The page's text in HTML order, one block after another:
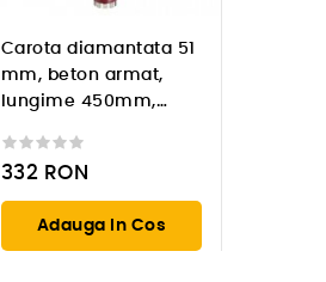
Carota diamantata 51
mm, beton armat,
lungime 450mm,
332 RON
Adauga In Cos